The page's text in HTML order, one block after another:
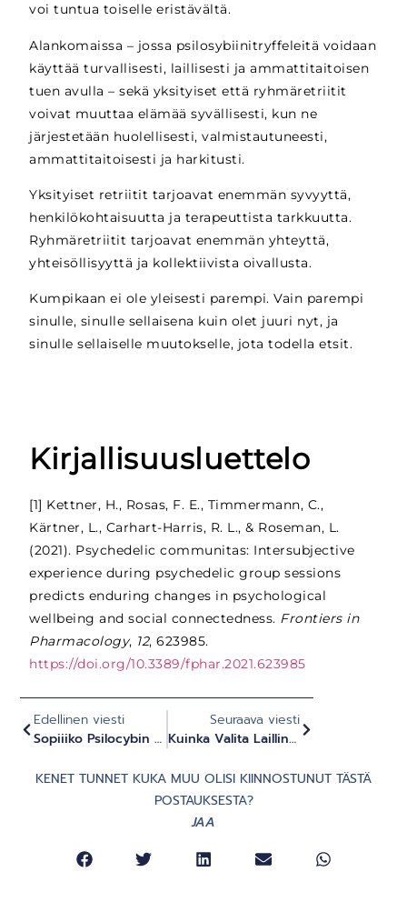
voi tuntua toiselle eristävältä.
Alankomaissa – jossa psilosybiinitryffeleitä voidaan
käyttää turvallisesti, laillisesti ja ammattitaitoisen
tuen avulla – sekä yksityiset että ryhmäretriitit
voivat muuttaa elämää syvällisesti, kun ne
järjestetään huolellisesti, valmistautuneesti,
ammattitaitoisesti ja harkitusti.
Yksityiset retriitit tarjoavat enemmän syvyyttä,
henkilökohtaisuutta ja terapeuttista tarkkuutta.
Ryhmäretriitit tarjoavat enemmän yhteyttä,
yhteisöllisyyttä ja kollektiivista oivallusta.
Kumpikaan ei ole yleisesti parempi. Vain parempi
sinulle, sinulle sellaisena kuin olet juuri nyt, ja
sinulle sellaiselle muutokselle, jota todella etsit.
Kirjallisuusluettelo
[1] Kettner, H., Rosas, F. E., Timmermann, C.,
Kärtner, L., Carhart-Harris, R. L., & Roseman, L.
(2021). Psychedelic communitas: Intersubjective
experience during psychedelic group sessions
predicts enduring changes in psychological
wellbeing and social connectedness. Frontiers in
Pharmacology, 12, 623985.
https://doi.org/10.3389/fphar.2021.623985
Edellinen viesti
Sopiiiko Psilocybin Retreat Minulle? Vasta-Aiheet Ja Kelpoisuus
Seuraava viesti
Kuinka Valita Laillinen Psilosybiini Retreat (vaihe Vaiheelta)
KENET TUNNET KUKA MUU OLISI KIINNOSTUNUT TÄSTÄ
POSTAUKSESTA?
JAA